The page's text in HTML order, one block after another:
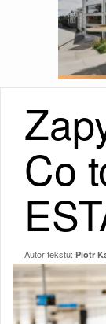
Co
Autor tekstu: Piotr